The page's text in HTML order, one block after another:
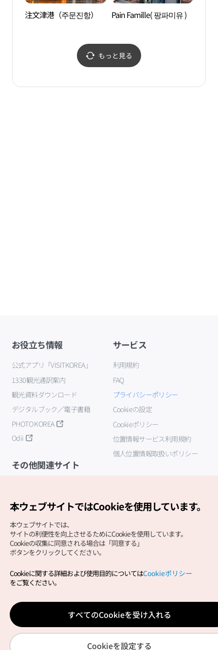
注文津港（주문진항） Pain Famille( 팡파미유 )
もっと見る
お役立ち情報
公式アプリ「VISITKOREA」
1330観光通訳案内
観光資料ダウンロード
デジタルブック／電子書籍
PHOTO KOREA
Odii
サービス
利用規約
FAQ
プライバシーポリシー
Cookieの設定
Cookieポリシー
位置情報サービス利用規約
個人位置情報取扱いポリシー
その他関連サイト
Copyright (c) Korea Tourism Organization All Rights
サイトエラー報告公式メール
japanese@knto.or.kr
本ウェブサイトではCookieを使用しています。
本ウェブサイトでは、
サイトの利便性を向上させるためにCookieを使用しています。
Cookieの収集に同意される場合は「同意する」
ボタンをクリックしてください。
Cookieに関する詳細および使用目的についてはCookieポリシー
をご覧ください。
すべてのCookieを受け入れる
Cookieを設定する